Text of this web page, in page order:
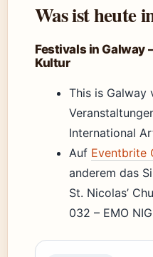
Was ist heute
Festivals in Galway
Kultur
This is Galway
International
Auf Eventbrite
anderem das
St. Nicolas’
032 – EMO